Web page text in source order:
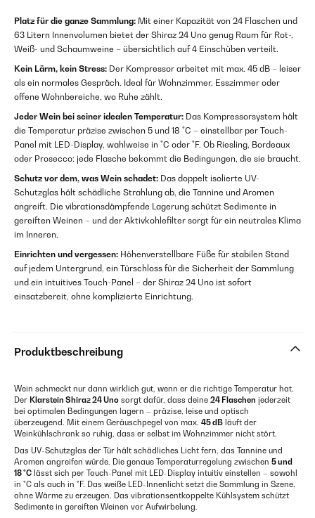
Platz für die ganze Sammlung: Mit einer Kapazität von 24 Flaschen und
63 Litern Innenvolumen bietet der Shiraz 24 Uno genug Raum für Rot-,
Weiß- und Schaumweine – übersichtlich auf 4 Einschüben verteilt.
Kein Lärm, kein Stress: Der Kompressor arbeitet mit max. 45 dB – leiser
als ein normales Gespräch. Ideal für Wohnzimmer, Esszimmer oder
offene Wohnbereiche, wo Ruhe zählt.
Jeder Wein bei seiner idealen Temperatur: Das Kompressorsystem hält
die Temperatur präzise zwischen 5 und 18 °C – einstellbar per Touch-
Panel mit LED-Display, wahlweise in °C oder °F. Ob Riesling, Bordeaux
oder Prosecco: jede Flasche bekommt die Bedingungen, die sie braucht.
Schutz vor dem, was Wein schadet: Das doppelt isolierte UV-
Schutzglas hält schädliche Strahlung ab, die Tannine und Aromen
angreift. Die vibrationsdämpfende Lagerung schützt Sedimente in
gereiften Weinen – und der Aktivkohlefilter sorgt für ein neutrales Klima
im Inneren.
Einrichten und vergessen: Höhenverstellbare Füße für stabilen Stand
auf jedem Untergrund, ein Türschloss für die Sicherheit der Sammlung
und ein intuitives Touch-Panel – der Shiraz 24 Uno ist sofort
einsatzbereit, ohne komplizierte Einrichtung.
Produktbeschreibung
Wein schmeckt nur dann wirklich gut, wenn er die richtige Temperatur hat.
Der Klarstein Shiraz 24 Uno sorgt dafür, dass deine 24 Flaschen jederzeit
bei optimalen Bedingungen lagern – präzise, leise und optisch
überzeugend. Mit einem Geräuschpegel von max. 45 dB läuft der
Weinkühlschrank so ruhig, dass er selbst im Wohnzimmer nicht stört.
Das UV-Schutzglas der Tür hält schädliches Licht fern, das Tannine und
Aromen angreifen würde. Die genaue Temperaturregelung zwischen 5 und
18 °C lässt sich per Touch-Panel mit LED-Display intuitiv einstellen – sowohl
in °C als auch in °F. Das weiße LED-Innenlicht setzt die Sammlung in Szene,
ohne Wärme zu erzeugen. Das vibrationsentkoppelte Kühlsystem schützt
Sedimente in gereiften Weinen vor Aufwirbelung.